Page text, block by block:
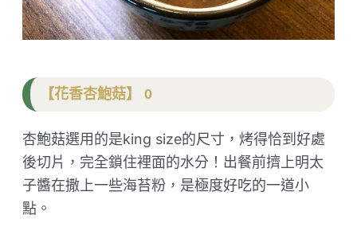
【花香杏鮑菇】 0
杏鮑菇選用的是king size的尺寸，烤得恰到好處
後切片，完全鎖住裡面的水分！出餐前擠上明太
子醬在撒上一些海苔粉，是極度好吃的一道小
點。